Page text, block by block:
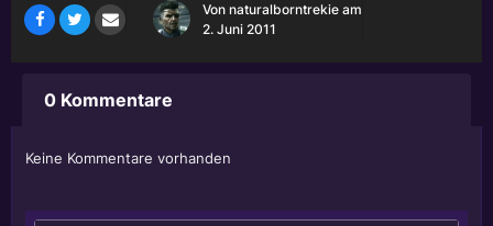
Von naturalborntrekie am
2. Juni 2011
0 Kommentare
Keine Kommentare vorhanden